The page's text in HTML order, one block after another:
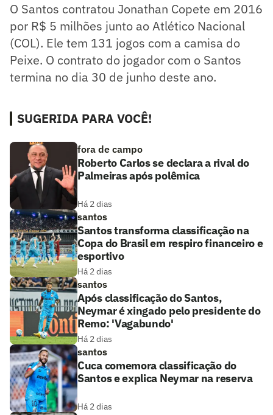
O Santos contratou Jonathan Copete em 2016
por R$ 5 milhões junto ao Atlético Nacional
(COL). Ele tem 131 jogos com a camisa do
Peixe. O contrato do jogador com o Santos
termina no dia 30 de junho deste ano.
SUGERIDA PARA VOCÊ!
fora de campo
Roberto Carlos se declara a rival do
Palmeiras após polêmica
Há 2 dias
santos
Santos transforma classificação na
Copa do Brasil em respiro financeiro e
esportivo
Há 2 dias
santos
Após classificação do Santos,
Neymar é xingado pelo presidente do
Remo: 'Vagabundo'
Há 2 dias
santos
Cuca comemora classificação do
Santos e explica Neymar na reserva
Há 2 dias